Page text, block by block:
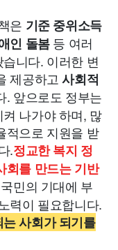
은 기준 중위소득
인 돌봄등 여러
니다. 이러한 변
제공하고사회적
. 앞으로도 정부는
나가야 하며, 많
적으로 지원을 받
.정교한 복지 정
회를 만드는 기반
민의 기대에 부
력이 필요합니다.
사회가 되기를